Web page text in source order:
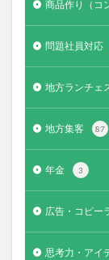
商品作り（コ
問題社員対応
地方ランチェ
地方集客 87
年金 3
広告・コピー
思考力・アイ